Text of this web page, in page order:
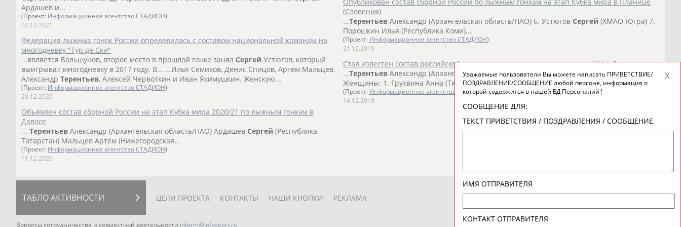
Ардашев и...
(Проект: Информационное агентство СТАДИОН)
02.12.2021
Федерация лыжных гонок России определилась с составом национальной команды на
многодневку "Тур де Ски"
...является Большунов, второе место в прошлой гонке занял Сергей Устюгов, который
выигрывал многодневку в 2017 году. В... ...Илья Семиков, Денис Спицов, Артем Мальцев,
Александр Терентьев, Алексей Червоткин и Иван Якимушкин. Женскую...
(Проект: Информационное агентство СТАДИОН)
29.12.2020
Объявлен состав сборной России на этап Кубка мира 2020/21 по лыжным гонкам в
Давосе
... Терентьев Александр (Архангельская область/НАО) Ардашев Сергей (Республика
Татарстан) Мальцев Артём (Нижегородская...
(Проект: Информационное агентство СТАДИОН)
11.12.2020
(Словения)
...Терентьев Александр (Архангельская область/НАО) 6. Устюгов Сергей (ХМАО-Югра) 7.
Порошкин Илья (Республика Коми)...
(Проект: Информационное агентство СТАДИОН)
21.12.2019
Стал известен состав российской команды по лыжным гонкам на этап КМ в Давосе
...Терентьев Александр (Архангельская область/НАО) 6. УстюговСергей(ХМАО-Югра)
Женщины: 1. Грухвина Анна (Тюменская...
(Проект: Информационное агентство СТАДИОН )
14.12.2019
ТАБЛО АКТИВНОСТИ ЦЕЛИ ПРОЕКТА КОНТАКТЫ НАШИ КНОПКИ РЕКЛАМА
Вопросы сотрудничества и совместной деятельности inform@infosport.ru
Уважаемые пользователи Вы можете написать ПРИВЕТСТВИЕ/
ПОЗДРАВЛЕНИЕ/СООБЩЕНИЕ любой персоне, информация о
которой содержится в нашей БД Персоналий !
СООБЩЕНИЕ ДЛЯ:
ТЕКСТ ПРИВЕТСТВИЯ / ПОЗДРАВЛЕНИЯ / СООБЩЕНИЕ
ИМЯ ОТПРАВИТЕЛЯ
КОНТАКТ ОТПРАВИТЕЛЯ